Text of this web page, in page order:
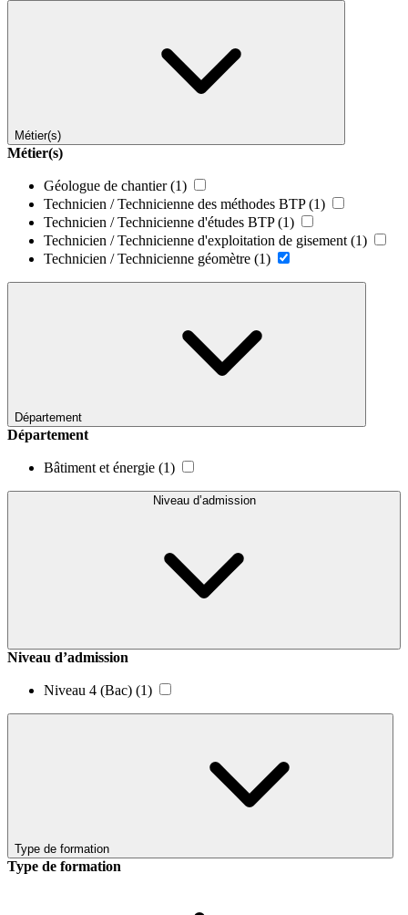
Métier(s)
Métier(s)
Géologue de chantier (1)
Technicien / Technicienne des méthodes BTP (1)
Technicien / Technicienne d'études BTP (1)
Technicien / Technicienne d'exploitation de gisement (1)
Technicien / Technicienne géomètre (1)
Département
Département
Bâtiment et énergie (1)
Niveau d’admission
Niveau d’admission
Niveau 4 (Bac) (1)
Type de formation
Type de formation